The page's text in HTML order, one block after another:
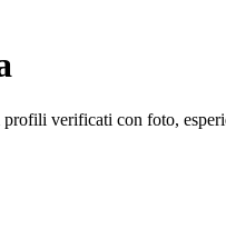
verificati con foto,